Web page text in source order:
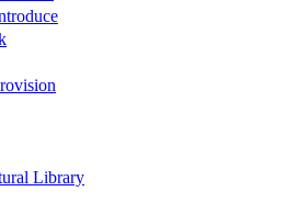
Library